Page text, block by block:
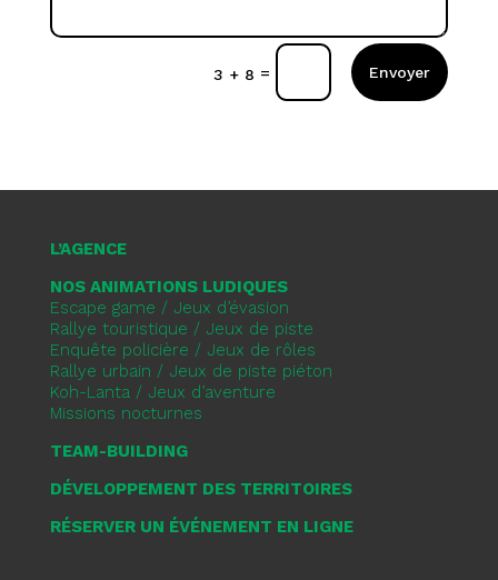
3 + 8 = Envoyer
L’AGENCE
NOS ANIMATIONS LUDIQUES
Escape game / Jeux d’évasion
Rallye touristique / Jeux de piste
Enquête policière / Jeux de rôles
Rallye urbain / Jeux de piste piéton
Koh-Lanta / Jeux d’aventure
Missions nocturnes
TEAM-BUILDING
DÉVELOPPEMENT DES TERRITOIRES
RÉSERVER UN ÉVÉNEMENT EN LIGNE